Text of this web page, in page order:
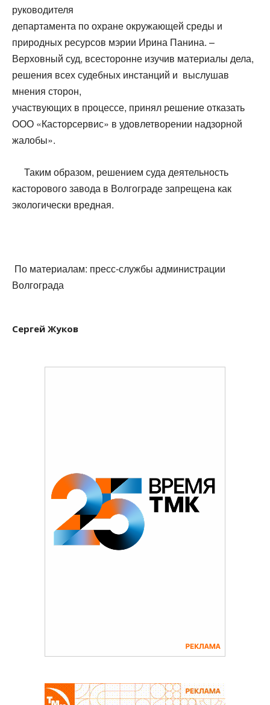
руководителя
департамента по охране окружающей среды и
природных ресурсов мэрии Ирина Панина. –
Верховный суд, всесторонне изучив материалы дела,
решения всех судебных инстанций и выслушав
мнения сторон,
участвующих в процессе, принял решение отказать
ООО «Касторсервис» в удовлетворении надзорной
жалобы».
Таким образом, решением суда деятельность
касторового завода в Волгограде запрещена как
экологически вредная.
По материалам: пресс-службы администрации
Волгограда
Сергей Жуков